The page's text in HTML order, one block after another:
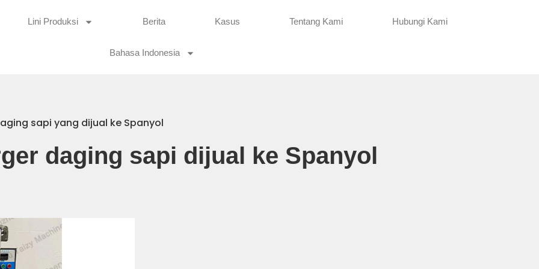
Lini Produksi Berita Kasus Tentang Kami Hubungi Kami
Bahasa Indonesia
sapi yang dijual ke Spanyol
daging sapi dijual ke Spanyol